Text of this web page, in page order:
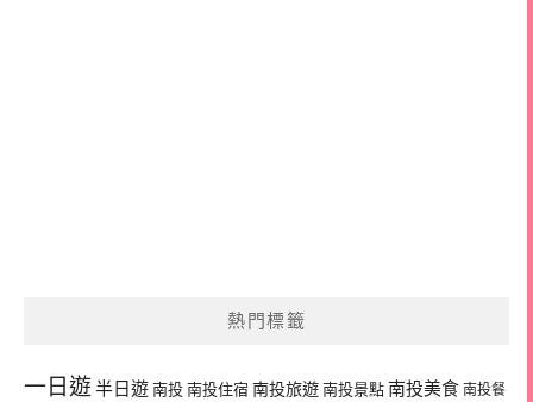
熱門標籤
一日遊半日遊 南投 南投住宿 南投旅遊 南投景點 南投美食 南投餐